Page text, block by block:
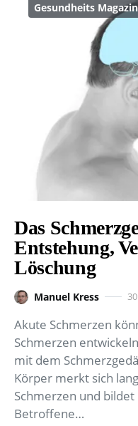
Gesundheits Magazin
Das
Entstehung,
Löschung
Manuel Kress
Akute Schmerzen
Schmerzen
mit dem
Körper merkt sich
Schmerzen und
Betroffene…